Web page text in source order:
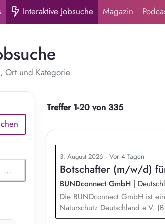
Interaktive Jobsuche Magazin
Ort und Kategorie.
Treffer 1-20 von 335
3. August 2026 · Vor 4 Tagen
Botschafter (m/w/d)
BUNDconnect GmbH |
Die BUNDconnect GmbH ist
Naturschutz Deutschland e.V.
Deutschlands. Wir gewinnen